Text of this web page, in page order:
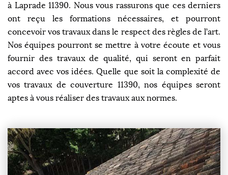
à Laprade 11390. Nous vous rassurons que ces derniers
ont reçu les formations nécessaires, et pourront
concevoir vos travaux dans le respect des règles de l’art.
Nos équipes pourront se mettre à votre écoute et vous
fournir des travaux de qualité, qui seront en parfait
accord avec vos idées. Quelle que soit la complexité de
vos travaux de couverture 11390, nos équipes seront
aptes à vous réaliser des travaux aux normes.